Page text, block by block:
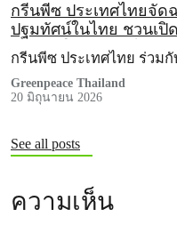
กรีนพีซ ประเทศไทยจัด
ปฐมทัศน์ในไทย ชวนเปิ
ฟอสซิลในสหัรฐฯ ไปกับ
กรีนพีซ ประเทศไทย ร่ว
Greenpeace Thailand
20 มิถุนายน 2026
See all posts
ความเห็น